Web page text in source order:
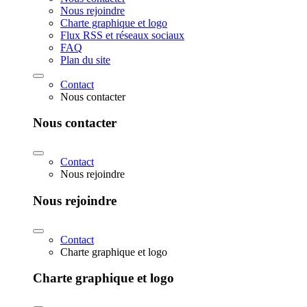
Nous rejoindre
Charte graphique et logo
Flux RSS et réseaux sociaux
FAQ
Plan du site
Contact
Nous contacter
Nous contacter
Contact
Nous rejoindre
Nous rejoindre
Contact
Charte graphique et logo
Charte graphique et logo